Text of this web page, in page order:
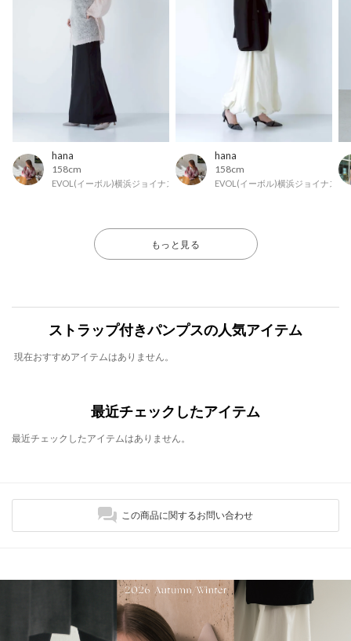
hana
158cm
EVOL(イーボル)横浜ジョイナス店
hana
158cm
EVOL(イーボル)横浜ジョイナス店
もっと見る
ストラップ付きパンプスの人気アイテム
現在おすすめアイテムはありません。
最近チェックしたアイテム
最近チェックしたアイテムはありません。
この商品に関するお問い合わせ